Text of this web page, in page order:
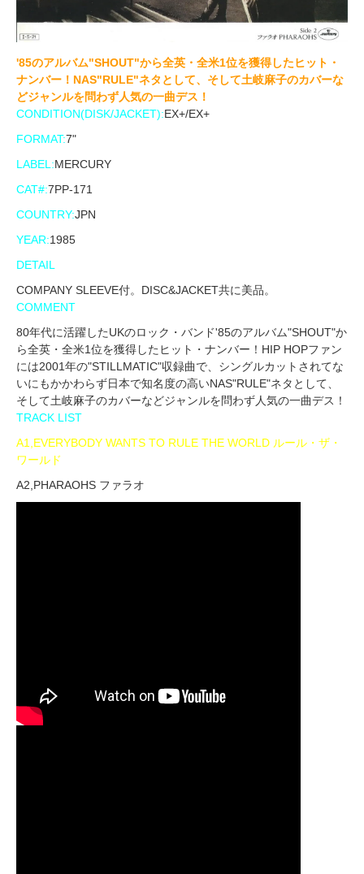
'85のアルバム"SHOUT"から全英・全米1位を獲得したヒット・
ナンバー！NAS"RULE"ネタとして、そして土岐麻子のカバーな
どジャンルを問わず人気の一曲デス！
CONDITION(DISK/JACKET):EX+/EX+
FORMAT:7"
LABEL:MERCURY
CAT#:7PP-171
COUNTRY:JPN
YEAR:1985
DETAIL
COMPANY SLEEVE付。DISC&JACKET共に美品。
COMMENT
80年代に活躍したUKのロック・バンド'85のアルバム"SHOUT"か
ら全英・全米1位を獲得したヒット・ナンバー！HIP HOPファン
には2001年の"STILLMATIC"収録曲で、シングルカットされてな
いにもかかわらず日本で知名度の高いNAS"RULE"ネタとして、
そして土岐麻子のカバーなどジャンルを問わず人気の一曲デス！
TRACK LIST
A1,EVERYBODY WANTS TO RULE THE WORLD ルール・ザ・
ワールド
A2,PHARAOHS ファラオ